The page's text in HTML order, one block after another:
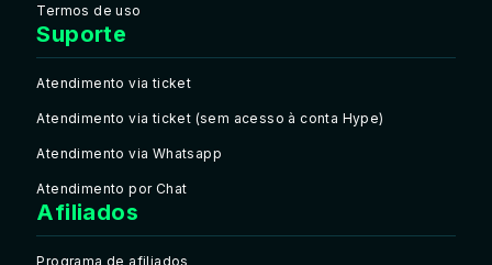
Termos de uso
Suporte
Atendimento via ticket
Atendimento via ticket (sem acesso à conta Hype)
Atendimento via Whatsapp
Atendimento por Chat
Afiliados
Programa de afiliados